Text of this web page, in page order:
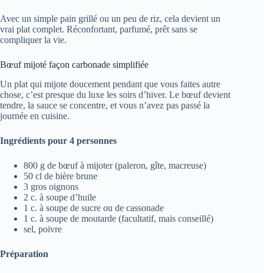
Avec un simple pain grillé ou un peu de riz, cela devient un
vrai plat complet. Réconfortant, parfumé, prêt sans se
compliquer la vie.
Bœuf mijoté façon carbonade simplifiée
Un plat qui mijote doucement pendant que vous faites autre
chose, c’est presque du luxe les soirs d’hiver. Le bœuf devient
tendre, la sauce se concentre, et vous n’avez pas passé la
journée en cuisine.
Ingrédients pour 4 personnes
800 g de bœuf à mijoter (paleron, gîte, macreuse)
50 cl de bière brune
3 gros oignons
2 c. à soupe d’huile
1 c. à soupe de sucre ou de cassonade
1 c. à soupe de moutarde (facultatif, mais conseillé)
sel, poivre
Préparation